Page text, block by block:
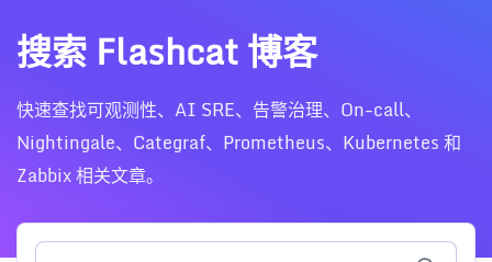
搜索 Flashcat 博客
快速查找可观测性、AI SRE、告警治理、On-call、
Nightingale、Categraf、Prometheus、Kubernetes 和
Zabbix 相关文章。